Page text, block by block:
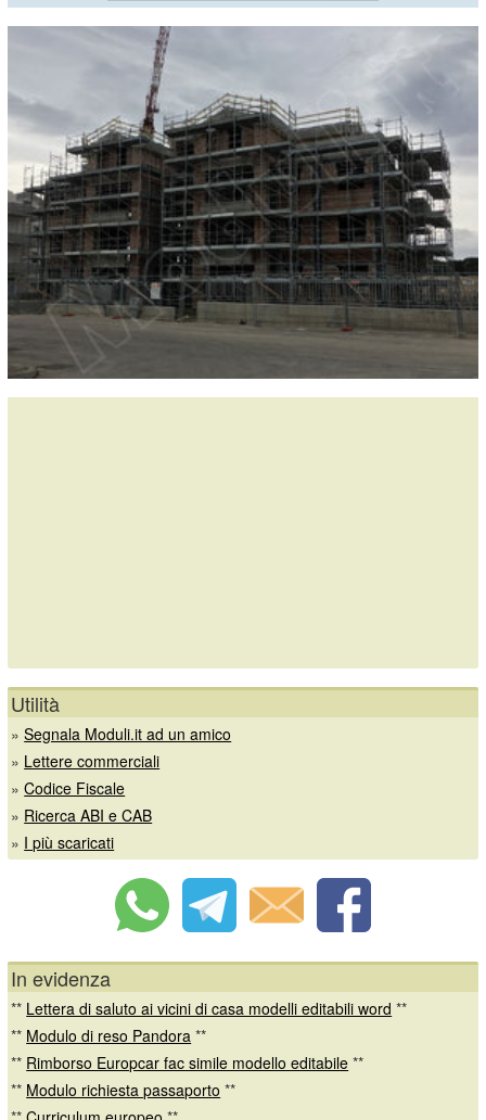
Utilità
»Segnala Moduli.it ad un amico
» Lettere commerciali
»Codice Fiscale
» Ricerca ABI e CAB
» I più scaricati
In evidenza
** Lettera di saluto ai vicini di casa modelli editabili word **
** Modulo di reso Pandora **
** Rimborso Europcar fac simile modello editabile **
** Modulo richiesta passaporto **